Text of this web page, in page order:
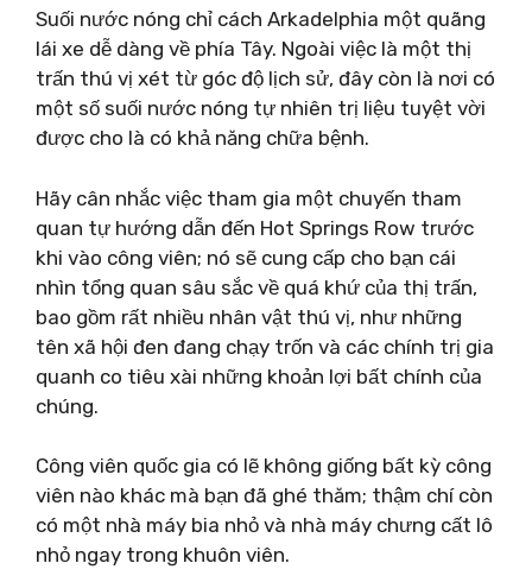
Suối nước nóng chỉ cách Arkadelphia một quãng
lái xe dễ dàng về phía Tây. Ngoài việc là một thị
trấn thú vị xét từ góc độ lịch sử, đây còn là nơi có
một số suối nước nóng tự nhiên trị liệu tuyệt vời
được cho là có khả năng chữa bệnh.
Hãy cân nhắc việc tham gia một chuyến tham
quan tự hướng dẫn đến Hot Springs Row trước
khi vào công viên; nó sẽ cung cấp cho bạn cái
nhìn tổng quan sâu sắc về quá khứ của thị trấn,
bao gồm rất nhiều nhân vật thú vị, như những
tên xã hội đen đang chạy trốn và các chính trị gia
quanh co tiêu xài những khoản lợi bất chính của
chúng.
Công viên quốc gia có lẽ không giống bất kỳ công
viên nào khác mà bạn đã ghé thăm; thậm chí còn
có một nhà máy bia nhỏ và nhà máy chưng cất lô
nhỏ ngay trong khuôn viên.